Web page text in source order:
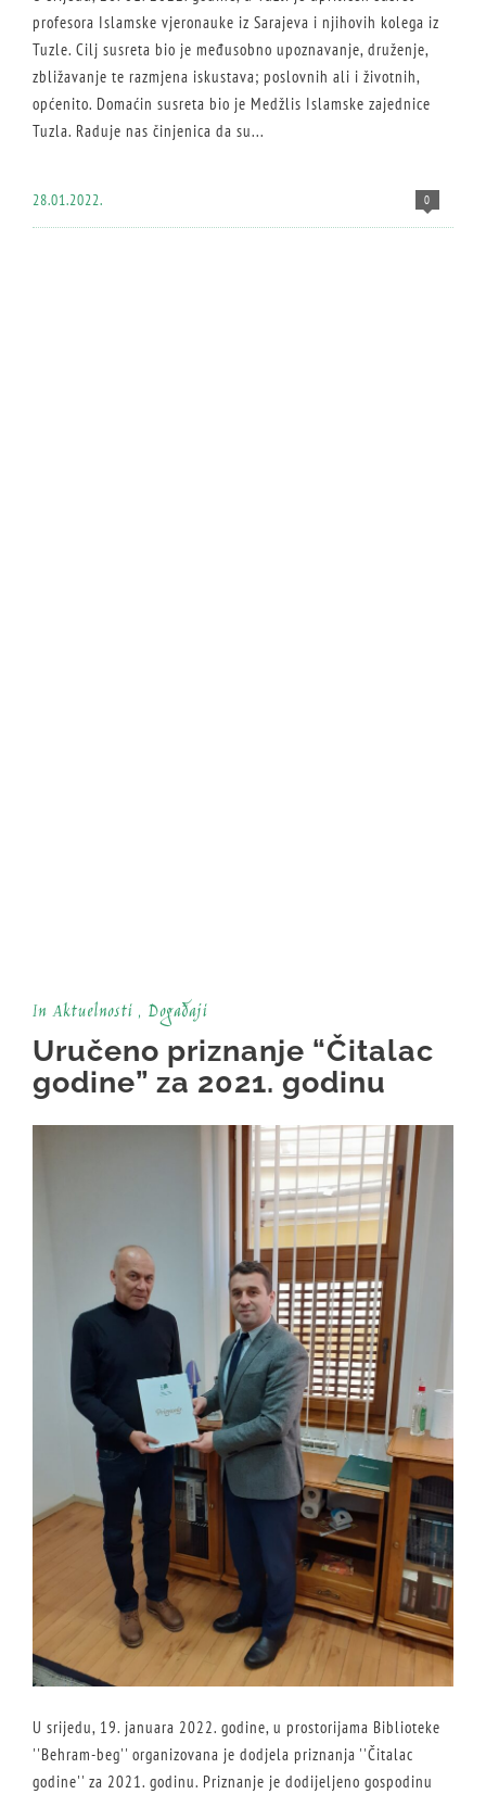
profesora Islamske vjeronauke iz Sarajeva i njihovih kolega iz
Tuzle. Cilj susreta bio je međusobno upoznavanje, druženje,
zbližavanje te razmjena iskustava; poslovnih ali i životnih,
općenito. Domaćin susreta bio je Medžlis Islamske zajednice
Tuzla. Raduje nas činjenica da su...
0
28.01.2022.
In Aktuelnosti , Događaji
Uručeno priznanje “Čitalac
godine” za 2021. godinu
U srijedu, 19. januara 2022. godine, u prostorijama Biblioteke
''Behram-beg'' organizovana je dodjela priznanja ''Čitalac
godine'' za 2021. godinu. Priznanje je dodijeljeno gospodinu